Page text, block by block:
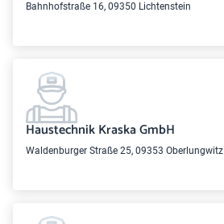
Bahnhofstraße 16, 09350 Lichtenstein
Haustechnik Kraska GmbH
Waldenburger Straße 25, 09353 Oberlungwitz